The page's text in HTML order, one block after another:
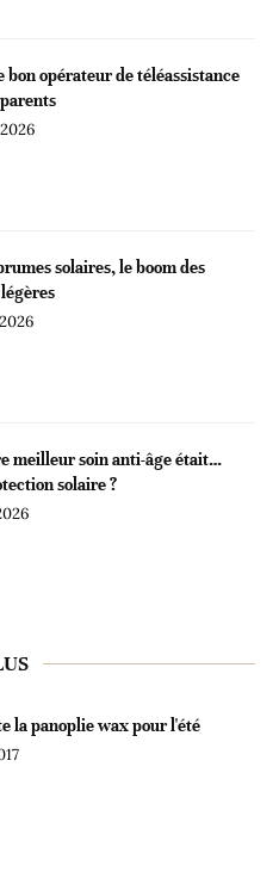
bon opérateur de téléassistance
solaires, le boom des
meilleur soin anti-âge était…
solaire ?
la panoplie wax pour l'été